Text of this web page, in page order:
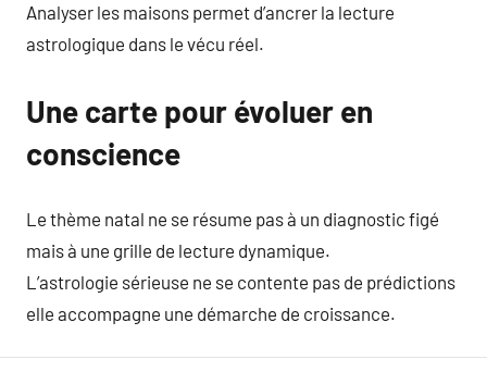
Analyser les maisons permet d’ancrer la lecture
astrologique dans le vécu réel.
Une carte pour évoluer en
conscience
Le thème natal ne se résume pas à un diagnostic figé
mais à une grille de lecture dynamique.
L’astrologie sérieuse ne se contente pas de prédictions
elle accompagne une démarche de croissance.